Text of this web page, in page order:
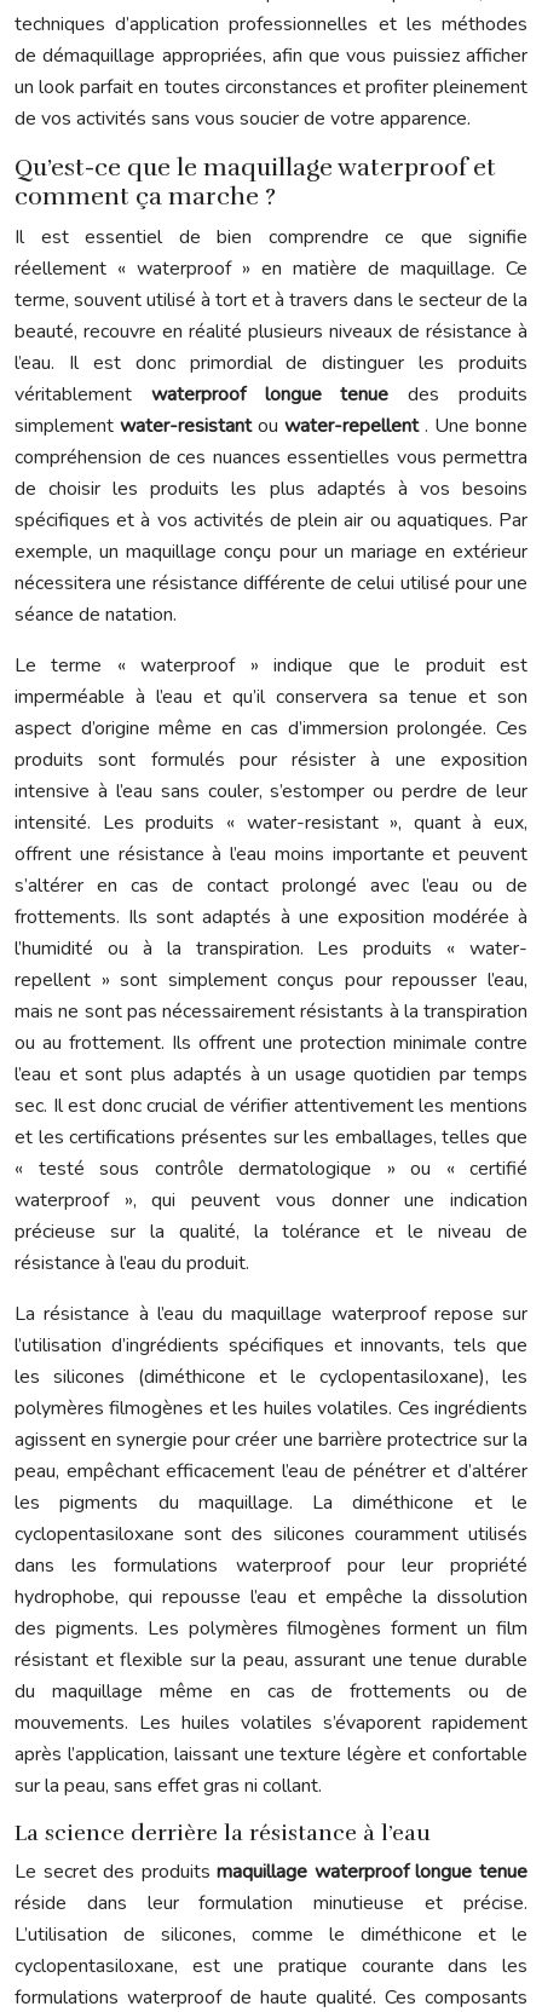
techniques d’application professionnelles et les méthodes
de démaquillage appropriées, afin que vous puissiez afficher
un look parfait en toutes circonstances et profiter pleinement
de vos activités sans vous soucier de votre apparence.
Qu’est-ce que le maquillage waterproof et
comment ça marche ?
Il est essentiel de bien comprendre ce que signifie
réellement « waterproof » en matière de maquillage. Ce
terme, souvent utilisé à tort et à travers dans le secteur de la
beauté, recouvre en réalité plusieurs niveaux de résistance à
l’eau. Il est donc primordial de distinguer les produits
véritablement waterproof longue tenuedes produits
simplement water-resistantou water-repellent. Une bonne
compréhension de ces nuances essentielles vous permettra
de choisir les produits les plus adaptés à vos besoins
spécifiques et à vos activités de plein air ou aquatiques. Par
exemple, un maquillage conçu pour un mariage en extérieur
nécessitera une résistance différente de celui utilisé pour une
séance de natation.
Le terme « waterproof » indique que le produit est
imperméable à l’eau et qu’il conservera sa tenue et son
aspect d’origine même en cas d’immersion prolongée. Ces
produits sont formulés pour résister à une exposition
intensive à l’eau sans couler, s’estomper ou perdre de leur
intensité. Les produits « water-resistant », quant à eux,
offrent une résistance à l’eau moins importante et peuvent
s’altérer en cas de contact prolongé avec l’eau ou de
frottements. Ils sont adaptés à une exposition modérée à
l’humidité ou à la transpiration. Les produits « water-
repellent » sont simplement conçus pour repousser l’eau,
mais ne sont pas nécessairement résistants à la transpiration
ou au frottement. Ils offrent une protection minimale contre
l’eau et sont plus adaptés à un usage quotidien par temps
sec. Il est donc crucial de vérifier attentivement les mentions
et les certifications présentes sur les emballages, telles que
« testé sous contrôle dermatologique » ou « certifié
waterproof », qui peuvent vous donner une indication
précieuse sur la qualité, la tolérance et le niveau de
résistance à l’eau du produit.
La résistance à l’eau du maquillage waterproof repose sur
l’utilisation d’ingrédients spécifiques et innovants, tels que
les silicones (diméthicone et le cyclopentasiloxane), les
polymères filmogènes et les huiles volatiles. Ces ingrédients
agissent en synergie pour créer une barrière protectrice sur la
peau, empêchant efficacement l’eau de pénétrer et d’altérer
les pigments du maquillage. La diméthicone et le
cyclopentasiloxane sont des silicones couramment utilisés
dans les formulations waterproof pour leur propriété
hydrophobe, qui repousse l’eau et empêche la dissolution
des pigments. Les polymères filmogènes forment un film
résistant et flexible sur la peau, assurant une tenue durable
du maquillage même en cas de frottements ou de
mouvements. Les huiles volatiles s’évaporent rapidement
après l’application, laissant une texture légère et confortable
sur la peau, sans effet gras ni collant.
La science derrière la résistance à l’eau
Le secret des produitsmaquillage waterproof longue tenue
réside dans leur formulation minutieuse et précise.
L’utilisation de silicones, comme le diméthicone et le
cyclopentasiloxane, est une pratique courante dans les
formulations waterproof de haute qualité. Ces composants